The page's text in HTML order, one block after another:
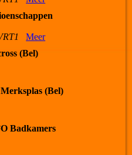
Meer
(Bel)
(Bel)
Badkamers